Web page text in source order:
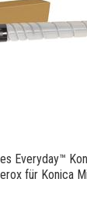
Everyday™
für Konica